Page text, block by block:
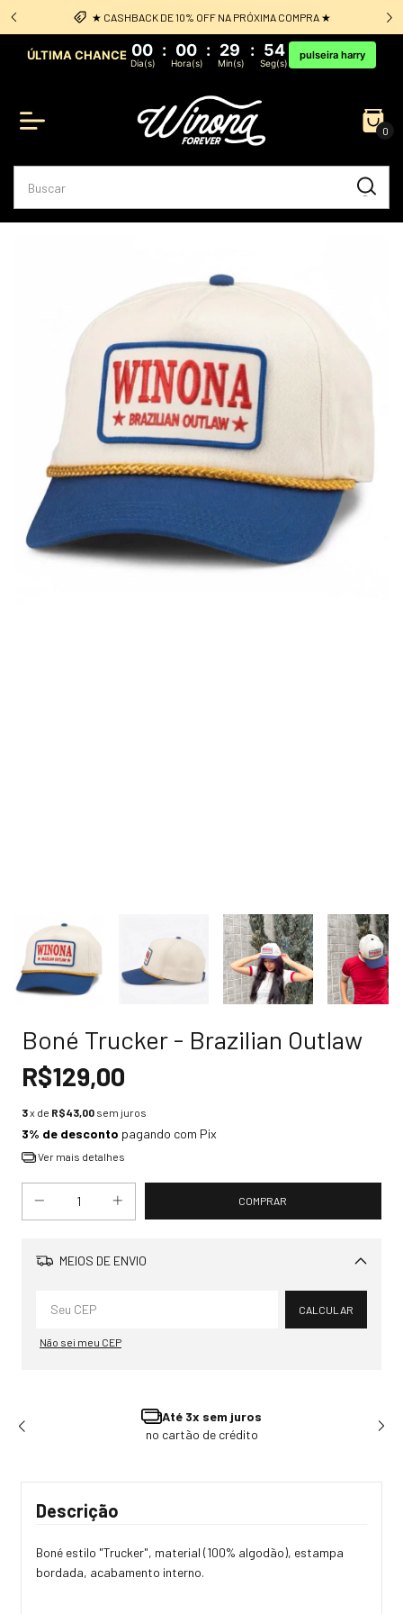
★ Frete Grátis: acima de R$349 sul e sudeste
ÚLTIMA CHANCE 00 : 00 : 29 : 54
Dia(s) Hora(s) Min(s) Seg(s)
pulseira harry
0
Boné Trucker - Brazilian Outlaw
R$129,00
3x de R$43,00 sem juros
3% de desconto pagando com Pix
Ver mais detalhes
MEIOS DE ENVIO
Alterar CEP
CALCULAR
Não sei meu CEP
Ganhe 3% OFF
Pagando no Pix
Descrição
Boné estilo "Trucker", material (100% algodão), estampa
bordada, acabamento interno.